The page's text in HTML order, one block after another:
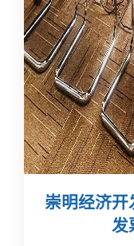
崇明经济
发